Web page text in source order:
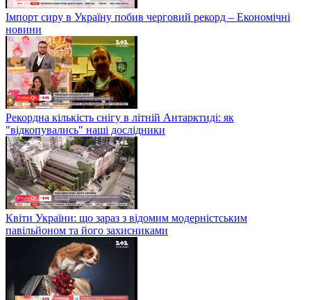
Імпорт сиру в Україну побив черговий рекорд – Економічні
новини
Рекордна кількість снігу в літній Антарктиді: як
"відкопувались" наші дослідники
Квіти України: що зараз з відомим модерністським
павільйоном та його захисниками